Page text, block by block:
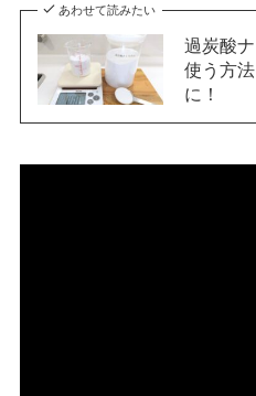
あわせて読みたい
過炭酸
使う方
に！